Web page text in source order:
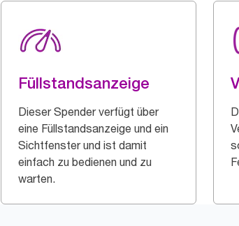
Füllstandsanzeige
Dieser Spender verfügt über
eine Füllstandsanzeige und ein
Sichtfenster und ist damit
einfach zu bedienen und zu
warten.